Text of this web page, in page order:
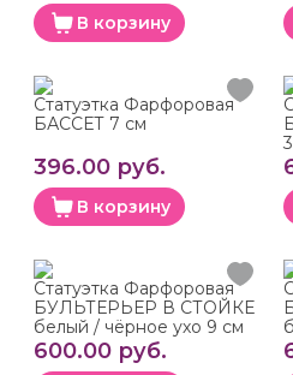
В корзину
Статуэтка Фарфоровая
БАССЕТ 7 см
396.00 руб.
В корзину
Статуэтка Фарфоровая
БУЛЬТЕРЬЕР В СТОЙКЕ
белый / чёрное ухо 9 см
600.00 руб.